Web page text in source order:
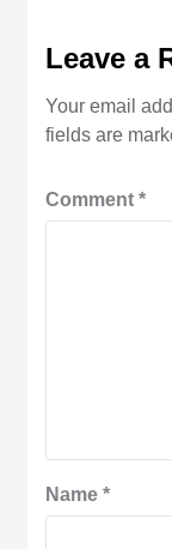
Leave a
Your email
fields are
Comment*
Name*